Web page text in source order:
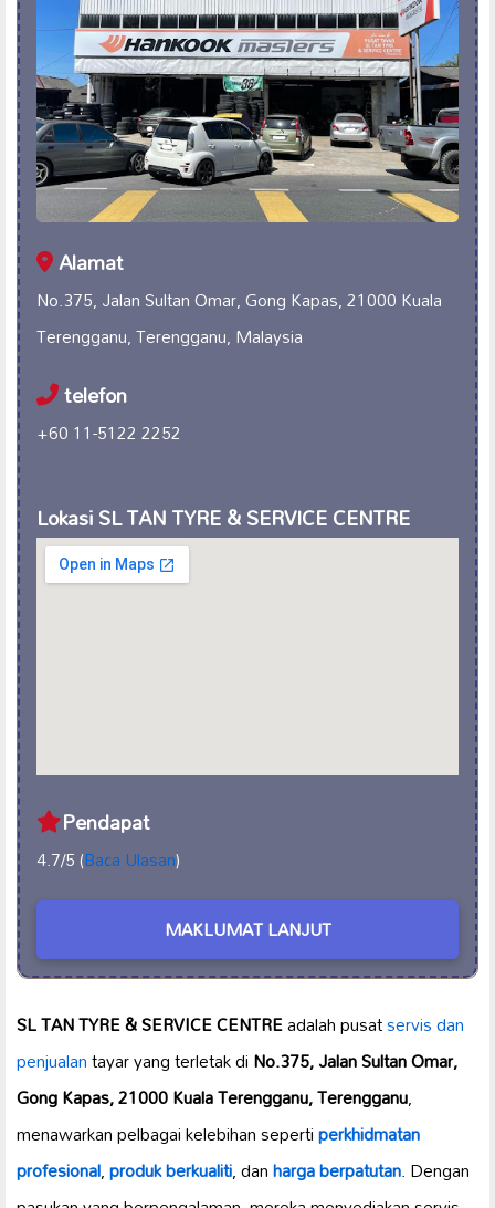
Alamat
No.375, Jalan Sultan Omar, Gong Kapas, 21000 Kuala
Terengganu, Terengganu, Malaysia
telefon
+60 11-5122 2252
Lokasi SL TAN TYRE & SERVICE CENTRE
Pendapat
4.7/5 (Baca Ulasan)
MAKLUMAT LANJUT
SL TAN TYRE & SERVICE CENTREadalah pusatservis dan
penjualantayar yang terletak diNo.375, Jalan Sultan Omar,
Gong Kapas, 21000 Kuala Terengganu, Terengganu,
menawarkan pelbagai kelebihan sepertiperkhidmatan
profesional,produk berkualiti, danharga berpatutan. Dengan